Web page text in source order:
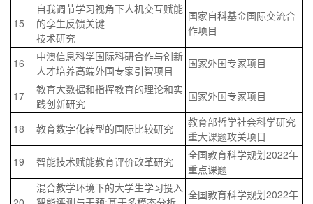
15
自我调节学习视角下人机交互赋能
的孪生反馈关键
技术研究
国家自科基金国际交流合
作项目
16
中澳信息科学国际科研合作与创新
人才培养高端外国专家引智项目
国家外国专家项目
17
教育大数据和指挥教育的理论和实
践创新研究
国家外国专家项目
18 教育数字化转型的国际比较研究
教育部哲学社会科学研究
重大课题攻关项目
19
智能技术赋能教育评价改革研究
全国教育科学规划2022年
重点课题
混合教学环境下的大学生学习投入 全国教育科学规划2022年